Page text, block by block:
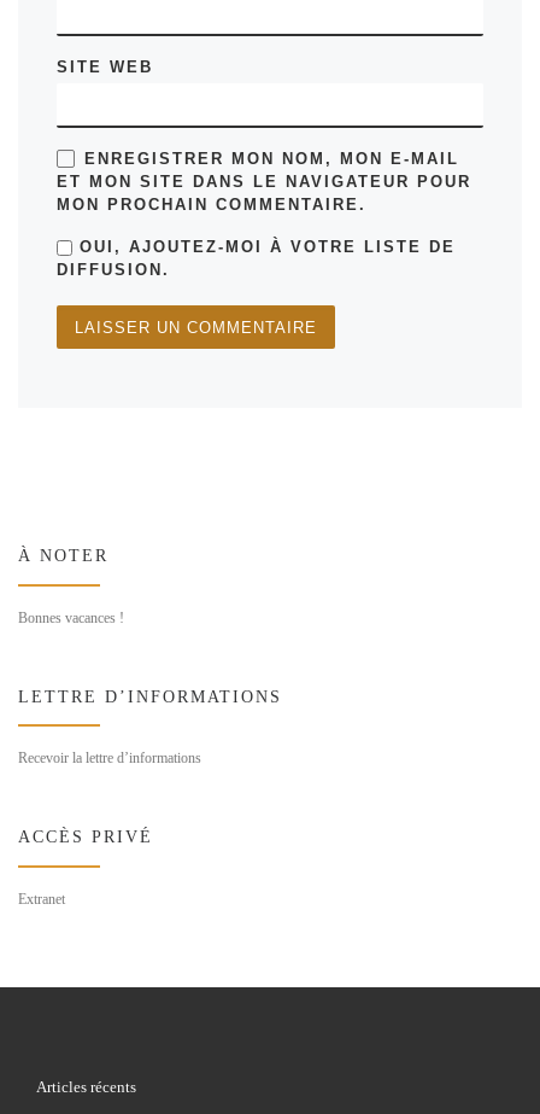
SITE WEB
ENREGISTRER MON NOM, MON E-MAIL
ET MON SITE DANS LE NAVIGATEUR POUR
MON PROCHAIN COMMENTAIRE.
OUI, AJOUTEZ-MOI À VOTRE LISTE DE
DIFFUSION.
À NOTER
Bonnes vacances !
LETTRE D’INFORMATIONS
Recevoir la lettre d’informations
ACCÈS PRIVÉ
Extranet
Articles récents